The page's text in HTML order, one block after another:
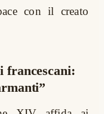
con il creato
francescani: